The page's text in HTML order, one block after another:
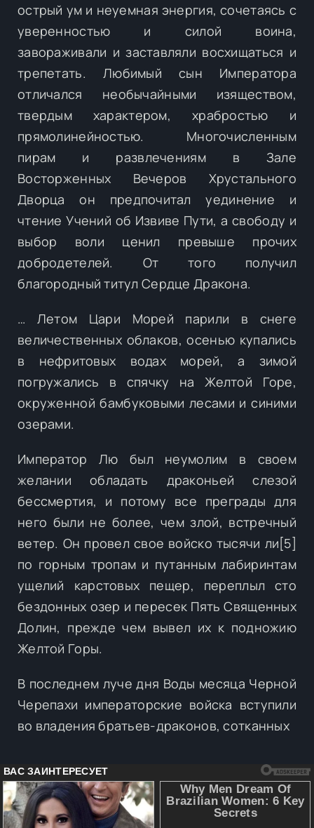
острый ум и неуемная энергия, сочетаясь с
уверенностью и силой воина,
завораживали и заставляли восхищаться и
трепетать. Любимый сын Императора
отличался необычайными изяществом,
твердым характером, храбростью и
прямолинейностью. Многочисленным
пирам и развлечениям в Зале
Восторженных Вечеров Хрустального
Дворца он предпочитал уединение и
чтение Учений об Извиве Пути, а свободу и
выбор воли ценил превыше прочих
добродетелей. От того получил
благородный титул Сердце Дракона.
… Летом Цари Морей парили в снеге
величественных облаков, осенью купались
в нефритовых водах морей, а зимой
погружались в спячку на Желтой Горе,
окруженной бамбуковыми лесами и синими
озерами.
Император Лю был неумолим в своем
желании обладать драконьей слезой
бессмертия, и потому все преграды для
него были не более, чем злой, встречный
ветер. Он провел свое войско тысячи ли[5]
по горным тропам и путанным лабиринтам
ущелий карстовых пещер, переплыл сто
бездонных озер и пересек Пять Священных
Долин, прежде чем вывел их к подножию
Желтой Горы.
В последнем луче дня Воды месяца Черной
Черепахи императорские войска вступили
во владения братьев-драконов, сотканных